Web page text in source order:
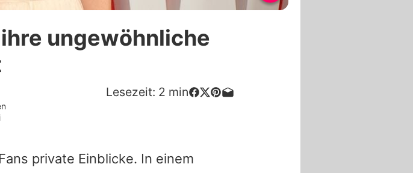
ungewöhnliche
Lesezeit: 2 min
private Einblicke. In einem